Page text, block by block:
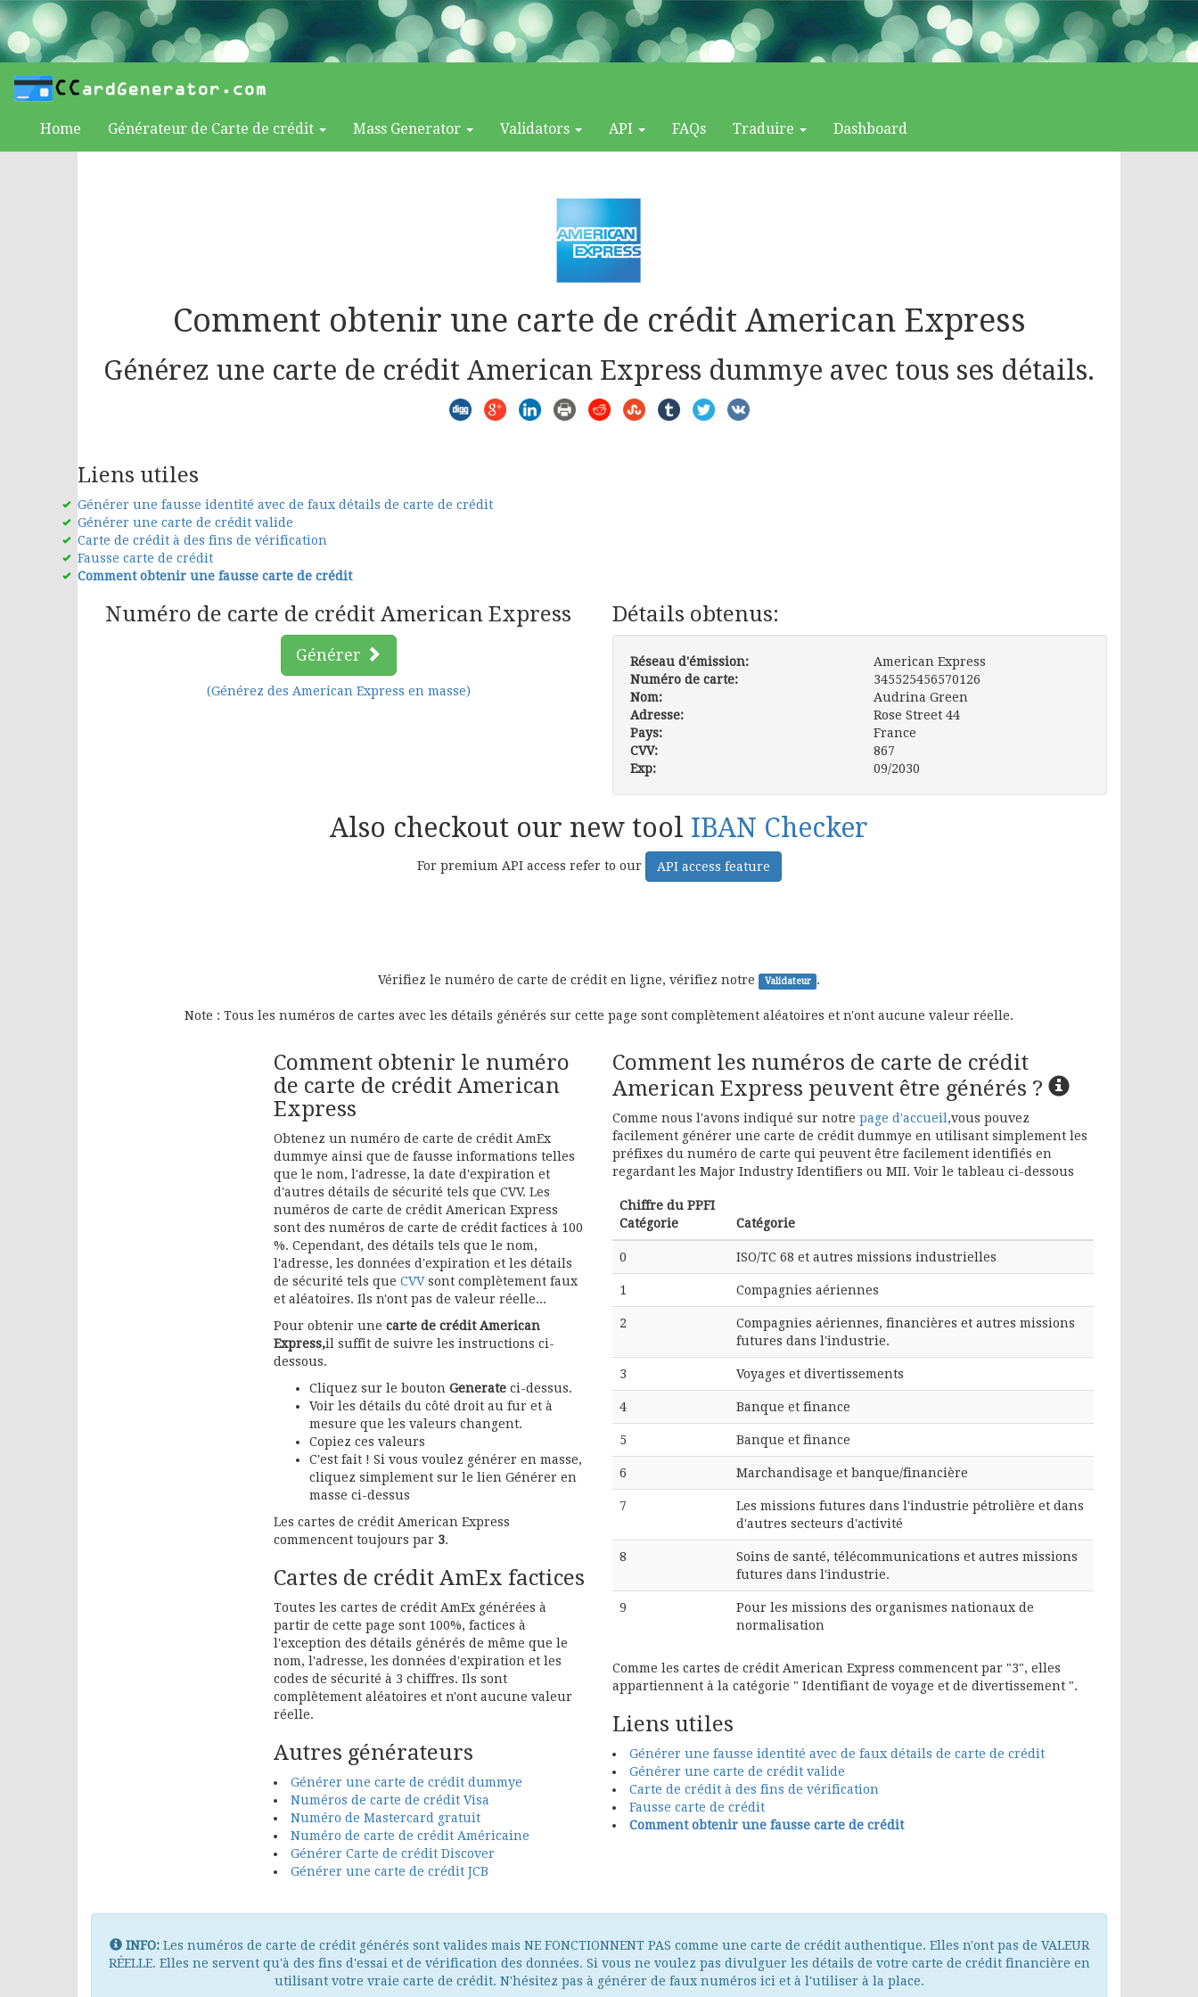
Home Générateur de Carte de crédit Mass Generator Validators API FAQs Traduire Dashboard
Comment obtenir une carte de crédit American Express
Générez une carte de crédit American Express dummye avec tous ses détails.
Liens utiles
Générer une fausse identité avec de faux détails de carte de crédit
Générer une carte de crédit valide
Carte de crédit à des fins de vérification
Fausse carte de crédit
Comment obtenir une fausse carte de crédit
Numéro de carte de crédit American Express
Générer
(Générez des American Express en masse)
Détails obtenus:
Réseau d'émission:
American Express
Numéro de carte:
345525456570126
Nom:
Audrina Green
Adresse:
Rose Street 44
Pays:
France
CVV:
867
Exp:
09/2030
Also checkout our new tool IBAN Checker
For premium API access refer to our API access feature
Vérifiez le numéro de carte de crédit en ligne, vérifiez notre Validateur .
Note : Tous les numéros de cartes avec les détails générés sur cette page sont complètement aléatoires et n'ont aucune valeur réelle.
Comment obtenir le numéro
de carte de crédit American
Express
Obtenez un numéro de carte de crédit AmEx
dummye ainsi que de fausse informations telles
que le nom, l'adresse, la date d'expiration et
d'autres détails de sécurité tels que CVV. Les
numéros de carte de crédit American Express
sont des numéros de carte de crédit factices à 100
%. Cependant, des détails tels que le nom,
l'adresse, les données d'expiration et les détails
de sécurité tels que CVVsont complètement faux
et aléatoires. Ils n'ont pas de valeur réelle...
Pour obtenir une carte de crédit American
Express,il suffit de suivre les instructions ci-
dessous.
Cliquez sur le bouton Generate ci-dessus.
Voir les détails du côté droit au fur et à
mesure que les valeurs changent.
Copiez ces valeurs
C'est fait ! Si vous voulez générer en masse,
cliquez simplement sur le lien Générer en
masse ci-dessus
Les cartes de crédit American Express
commencent toujours par 3.
Cartes de crédit AmEx factices
Toutes les cartes de crédit AmEx générées à
partir de cette page sont 100%, factices à
l'exception des détails générés de même que le
nom, l'adresse, les données d'expiration et les
codes de sécurité à 3 chiffres. Ils sont
complètement aléatoires et n'ont aucune valeur
réelle.
Autres générateurs
Générer une carte de crédit dummye
Numéros de carte de crédit Visa
Numéro de Mastercard gratuit
Numéro de carte de crédit Américaine
Générer Carte de crédit Discover
Générer une carte de crédit JCB
Comment les numéros de carte de crédit
American Express peuvent être générés ?
Comme nous l'avons indiqué sur notre page d'accueil,vous pouvez
facilement générer une carte de crédit dummye en utilisant simplement les
préfixes du numéro de carte qui peuvent être facilement identifiés en
regardant les Major Industry Identifiers ou MII. Voir le tableau ci-dessous
Chiffre du PPFI
Catégorie
Catégorie
0 ISO/TC 68 et autres missions industrielles
1 Compagnies aériennes
2
Compagnies aériennes, financières et autres missions
futures dans l'industrie.
3 Voyages et divertissements
4 Banque et finance
5 Banque et finance
6 Marchandisage et banque/financière
7
Les missions futures dans l'industrie pétrolière et dans
d'autres secteurs d'activité
8
Soins de santé, télécommunications et autres missions
futures dans l'industrie.
9
Pour les missions des organismes nationaux de
normalisation
Comme les cartes de crédit American Express commencent par "3", elles
appartiennent à la catégorie " Identifiant de voyage et de divertissement ".
Liens utiles
Générer une fausse identité avec de faux détails de carte de crédit
Générer une carte de crédit valide
Carte de crédit à des fins de vérification
Fausse carte de crédit
Comment obtenir une fausse carte de crédit
INFO: Les numéros de carte de crédit générés sont valides mais NE FONCTIONNENT PAS comme une carte de crédit authentique. Elles n'ont pas de VALEUR
RÉELLE. Elles ne servent qu'à des fins d'essai et de vérification des données. Si vous ne voulez pas divulguer les détails de votre carte de crédit financière en
utilisant votre vraie carte de crédit. N'hésitez pas à générer de faux numéros ici et à l'utiliser à la place.